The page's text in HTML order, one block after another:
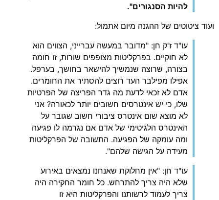
להיות הסנגורים".
ועוד ציטוטים של ההגנה מיום אתמול:
עו"ד ז'ק חן: "מדובר במעשה עברייני, הצווים הוא
לא חוקיים. בפרקליטות מצופפים שורות, זו חומה
בצורה, שרוצה שנמשיך להישאר בחושך, בערפל.
אפילו מפילבר העד רוצים להסתיר את החומרים.
אדם לא זכאי לדעת מה גדר הפריצה של הפרטיות
שלו, כי יש אינטרסים חשובים יותר לכאורה? אני
לא מוצא שום אינטרס ציבורי חשוב שגובר על
האינטרס הלגיטימי של אדם אם נגרמה לו פגיעה
ומה עומקה של הפגיעה. התשובה של הפרקליטות
מעידה על הגישה שלהם".
עו"ד חן: "אין מחלוקת שאנחנו נמצאים באירוע
שלא היה צריך להתרחש. כל חומר החקירה היה
צריך לעמוד לרשותנו והפרקליטות היא זו